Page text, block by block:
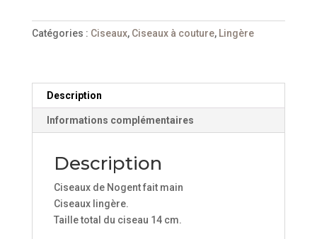
Nogent
Catégories : Ciseaux, Ciseaux à couture, Lingère
Description
Informations complémentaires
Description
Ciseaux de Nogent fait main
Ciseaux lingère.
Taille total du ciseau 14 cm.